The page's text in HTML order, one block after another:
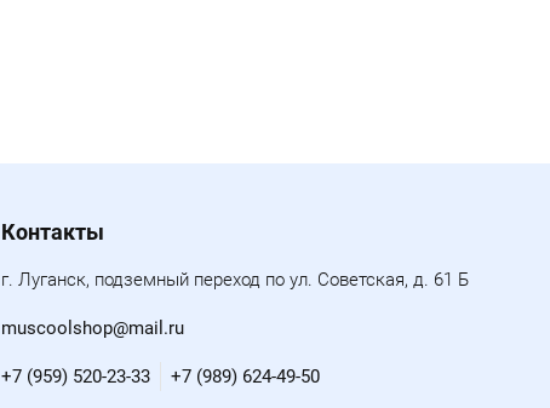
Контакты
г. Луганск, подземный переход по ул. Советская, д. 61 Б
muscoolshop@mail.ru
+7 (959) 520-23-33 +7 (989) 624-49-50